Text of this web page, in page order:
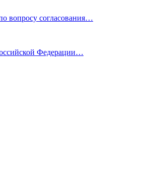
вопросу согласования…
Федерации…